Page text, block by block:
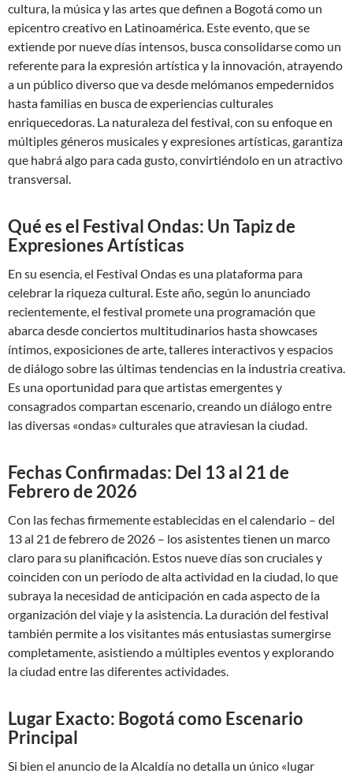
cultura, la música y las artes que definen a Bogotá como un
epicentro creativo en Latinoamérica. Este evento, que se
extiende por nueve días intensos, busca consolidarse como un
referente para la expresión artística y la innovación, atrayendo
a un público diverso que va desde melómanos empedernidos
hasta familias en busca de experiencias culturales
enriquecedoras. La naturaleza del festival, con su enfoque en
múltiples géneros musicales y expresiones artísticas, garantiza
que habrá algo para cada gusto, convirtiéndolo en un atractivo
transversal.
Qué es el Festival Ondas: Un Tapiz de
Expresiones Artísticas
En su esencia, el Festival Ondas es una plataforma para
celebrar la riqueza cultural. Este año, según lo anunciado
recientemente, el festival promete una programación que
abarca desde conciertos multitudinarios hasta showcases
íntimos, exposiciones de arte, talleres interactivos y espacios
de diálogo sobre las últimas tendencias en la industria creativa.
Es una oportunidad para que artistas emergentes y
consagrados compartan escenario, creando un diálogo entre
las diversas «ondas» culturales que atraviesan la ciudad.
Fechas Confirmadas: Del 13 al 21 de
Febrero de 2026
Con las fechas firmemente establecidas en el calendario – del
13 al 21 de febrero de 2026 – los asistentes tienen un marco
claro para su planificación. Estos nueve días son cruciales y
coinciden con un período de alta actividad en la ciudad, lo que
subraya la necesidad de anticipación en cada aspecto de la
organización del viaje y la asistencia. La duración del festival
también permite a los visitantes más entusiastas sumergirse
completamente, asistiendo a múltiples eventos y explorando
la ciudad entre las diferentes actividades.
Lugar Exacto: Bogotá como Escenario
Principal
Si bien el anuncio de la Alcaldía no detalla un único «lugar